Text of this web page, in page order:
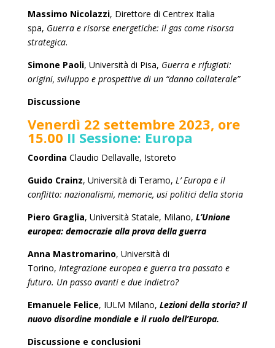
Massimo Nicolazzi, Direttore di Centrex Italia
spa, Guerra e risorse energetiche: il gas come risorsa
strategica.
Simone Paoli, Università di Pisa, Guerra e rifugiati:
origini, sviluppo e prospettive di un “danno collaterale”
Discussione
Venerdì 22 settembre 2023, ore
15.00 II Sessione: Europa
Coordina Claudio Dellavalle, Istoreto
Guido Crainz, Università di Teramo, L’ Europa e il
conflitto: nazionalismi, memorie, usi politici della storia
Piero Graglia, Università Statale, Milano, L’Unione
europea: democrazie alla prova della guerra
Anna Mastromarino, Università di
Torino, Integrazione europea e guerra tra passato e
futuro. Un passo avanti e due indietro?
Emanuele Felice, IULM Milano, Lezioni della storia? Il
nuovo disordine mondiale e il ruolo dell’Europa.
Discussione e conclusioni